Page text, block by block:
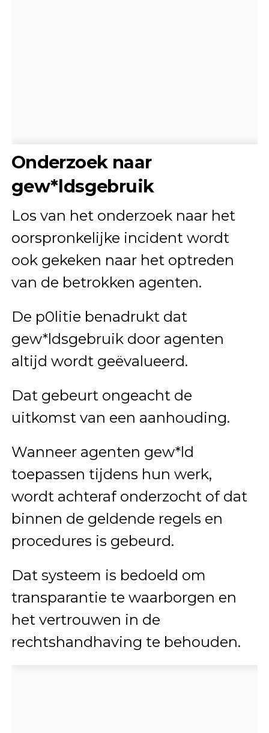
Onderzoek naar
gew*ldsgebruik
Los van het onderzoek naar het
oorspronkelijke incident wordt
ook gekeken naar het optreden
van de betrokken agenten.
De p0litie benadrukt dat
gew*ldsgebruik door agenten
altijd wordt geëvalueerd.
Dat gebeurt ongeacht de
uitkomst van een aanhouding.
Wanneer agenten gew*ld
toepassen tijdens hun werk,
wordt achteraf onderzocht of dat
binnen de geldende regels en
procedures is gebeurd.
Dat systeem is bedoeld om
transparantie te waarborgen en
het vertrouwen in de
rechtshandhaving te behouden.